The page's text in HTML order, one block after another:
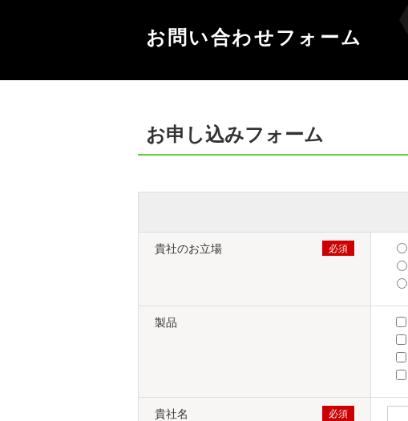
お問い合わせフォーム
お申し込みフォーム
貴社のお立場
製品
貴社名